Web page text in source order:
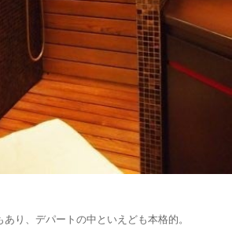
り、デパートの中といえども本格的。